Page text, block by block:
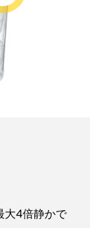
大4倍静かで